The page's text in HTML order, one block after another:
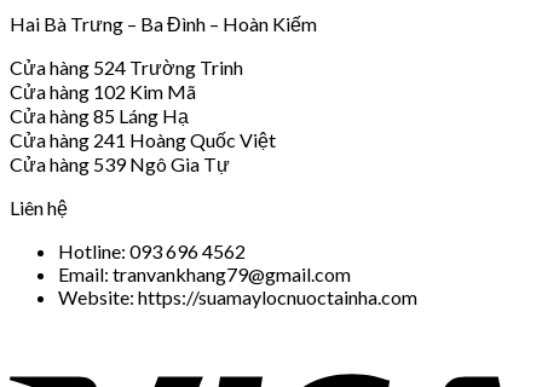
Hai Bà Trưng – Ba Đình – Hoàn Kiếm
Cửa hàng 524 Trường Trinh
Cửa hàng 102 Kim Mã
Cửa hàng 85 Láng Hạ
Cửa hàng 241 Hoàng Quốc Việt
Cửa hàng 539 Ngô Gia Tự
Liên hệ
Hotline: 093 696 4562
Email: tranvankhang79@gmail.com
Website: https://suamaylocnuoctainha.com